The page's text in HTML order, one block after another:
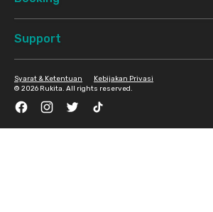
Support
© 2026 Rukita. All rights reserved.
Syarat & Ketentuan Kebijakan Privasi
FacebookInstagramTwitter TikTok